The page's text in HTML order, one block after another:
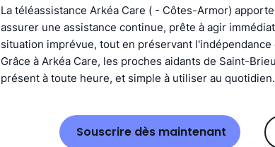
La téléassistance Arkéa Care ( - Côtes-Armor)
assurer une assistance continue, prête à agir
situation imprévue, tout en préservant l'indépendance
Grâce à Arkéa Care, les proches aidants de Saint-
présent à toute heure, et simple à utiliser au quotidien.
Souscrire dès maintenant